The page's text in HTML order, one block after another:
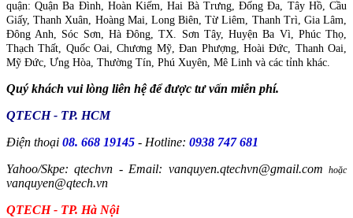
quận: Quận Ba Đình, Hoàn Kiếm, Hai Bà Trưng, Đống Đa, Tây Hồ, Cầu
Giấy, Thanh Xuân, Hoàng Mai, Long Biên, Từ Liêm, Thanh Trì, Gia Lâm,
Đông Anh, Sóc Sơn, Hà Đông, TX. Sơn Tây, Huyện Ba Vì, Phúc Thọ,
Thạch Thất, Quốc Oai, Chương Mỹ, Đan Phượng, Hoài Đức, Thanh Oai,
Mỹ Đức, Ưng Hòa, Thường Tín, Phú Xuyên, Mê Linh và các tỉnh khác.
Quý khách vui lòng liên hệ để được tư vấn miễn phí.
QTECH - TP. HCM
Điện thoại 08. 668 19145 - Hotline: 0938 747 681
Yahoo/Skpe: qtechvn - Email: vanquyen.qtechvn@gmail.com hoặc
vanquyen@qtech.vn
QTECH - TP. Hà Nội